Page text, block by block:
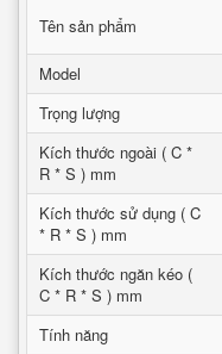
Tên sản phẩm
Model
Trọng lượng
Kích thước ngoài ( C *
R * S ) mm
Kích thước sử dụng ( C
* R * S ) mm
Kích thước ngăn kéo (
C * R * S ) mm
Tính năng